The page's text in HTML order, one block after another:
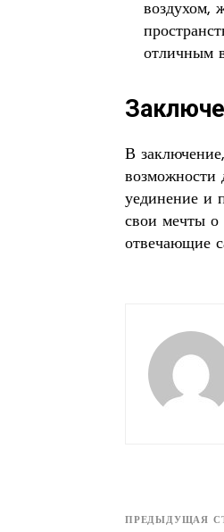
воздухом,
отличным
В
возможности
уединение и
свои мечты о
отвечающие
ПРЕДЫДУЩАЯ